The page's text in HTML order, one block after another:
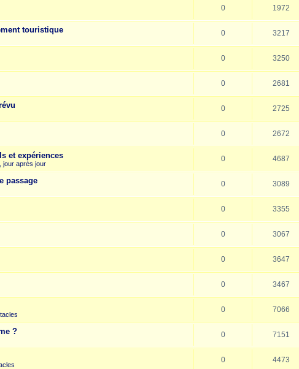
0 1972
touristique 0 3217
0 3250
0 2681
0 2725
0 2672
et expériences
jour après jour
0 4687
passage 0 3089
0 3355
0 3067
0 3647
0 3467
0 7066
? 0 7151
0 4473